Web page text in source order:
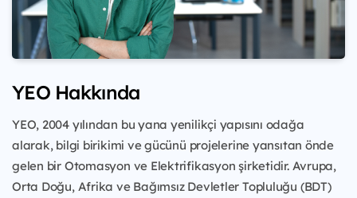
YEO Hakkında
YEO, 2004 yılından bu yana yenilikçi yapısını odağa
alarak, bilgi birikimi ve gücünü projelerine yansıtan önde
gelen bir Otomasyon ve Elektrifikasyon şirketidir. Avrupa,
Orta Doğu, Afrika ve Bağımsız Devletler Topluluğu (BDT)